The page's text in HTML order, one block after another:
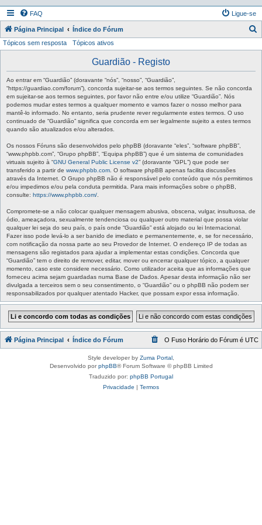
FAQ Ligue-se
Página Principal Índice do Fórum
Tópicos sem resposta Tópicos ativos
Guardião - Registo
Ao entrar em “Guardião” (doravante “nós”, “nosso”, “Guardião”,
“https://guardiao.com/forum”), concorda sujeitar-se aos termos seguintes. Se não concorda
em sujeitar-se aos termos seguintes, por favor não entre e/ou utilize “Guardião”. Nós
podemos mudar estes termos a qualquer momento e vamos fazer o nosso melhor para
mantê-lo informado. No entanto, seria prudente rever regularmente estes termos. O uso
continuado de “Guardião” significa que concorda em ser legalmente sujeito a estes termos
quando são atualizados e/ou alterados.
Os nossos Fóruns são desenvolvidos pelo phpBB (doravante “eles”, “software phpBB”,
“www.phpbb.com”, “Grupo phpBB”, “Equipa phpBB”) que é um sistema de comunidades
virtuais sujeito à “GNU General Public License v2” (doravante “GPL”) que pode ser
transferido a partir de www.phpbb.com . O software phpBB apenas facilita discussões
através da Internet. O Grupo phpBB não é responsável pelo conteúdo que nós permitimos
e/ou impedimos e/ou pela conduta permitida. Para mais informações sobre o phpBB,
consulte: https://www.phpbb.com/
Compromete-se a não colocar qualquer mensagem abusiva, obscena, vulgar, insultuosa, de
ódio, ameaçadora, sexualmente tendenciosa ou qualquer outro material que possa violar
qualquer lei seja do seu país, o país onde “Guardião” está alojado ou lei Internacional.
Fazer isso pode levá-lo a ser banido de imediato e permanentemente, e, se for necessário,
com notificação da nossa parte ao seu Provedor de Internet. O endereço IP de todas as
mensagens são registados para ajudar a implementar estas condições. Concorda que
“Guardião” tem o direito de remover, editar, mover ou encerrar qualquer tópico, a qualquer
momento, caso este considere necessário. Como utilizador aceita que as informações que
forneceu acima sejam guardadas numa Base de Dados. Apesar desta informação não ser
divulgada a terceiros sem o seu consentimento, o “Guardião” ou o phpBB não podem ser
responsabilizados por qualquer atentado Hacker, que possam expor essa informação.
Página Principal Índice do Fórum O Fuso Horário do Fórum é UTC
Style developer by Zuma Portal
Desenvolvido porphpBB® Forum Software © phpBB Limited
Traduzido por: phpBB Portugal
Privacidade | Termos